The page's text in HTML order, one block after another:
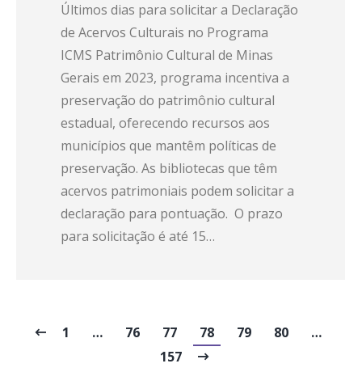
Últimos dias para solicitar a Declaração
de Acervos Culturais no Programa
ICMS Patrimônio Cultural de Minas
Gerais em 2023, programa incentiva a
preservação do patrimônio cultural
estadual, oferecendo recursos aos
municípios que mantêm políticas de
preservação. As bibliotecas que têm
acervos patrimoniais podem solicitar a
declaração para pontuação. O prazo
para solicitação é até 15…
1 … 76 77 78 79 80
…
157